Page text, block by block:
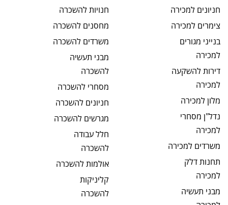
חניונים למכירה
צימרים למכירה
בנייני מגורים
למכירה
דירות להשקעה
למכירה
מלון למכירה
נדל"ן מסחרי
למכירה
משרדים למכירה
תחנות דלק
למכירה
מבני תעשיה
חנויותלהשכרה
מחסנים להשכרה
משרדים להשכרה
מבני תעשיה
להשכרה
מסחרי להשכרה
חניונים להשכרה
מגרשים להשכרה
חלל עבודה
להשכרה
אולמותלהשכרה
קליניקות
להשכרה